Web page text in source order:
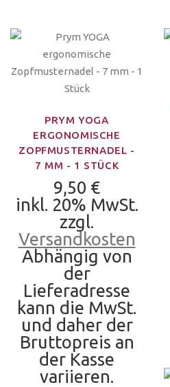
PRYM YOGA
ERGONOMISCHE
ZOPFMUSTERNADEL -
7 MM - 1 STÜCK
9,50 €
inkl. 20% MwSt.
zzgl.
Versandkosten
Abhängig von
der
Lieferadresse
kann die MwSt.
und daher der
Bruttopreis an
der Kasse
variieren.